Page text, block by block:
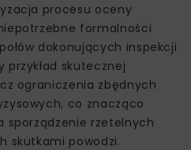
procesu oceny
formalności
dokonujących inspekcji
skutecznej
ograniczenia zbędnych
co znacząco
sporządzenie rzetelnych
skutkami powodzi.